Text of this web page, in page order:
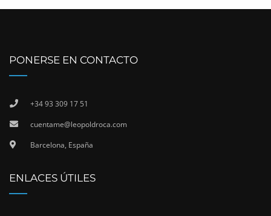
PONERSE EN CONTACTO
+34 93 309 17 51
cuentame@leopoldroca.com
Barcelona, España
ENLACES ÚTILES